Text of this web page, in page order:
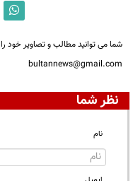
شما می توانید مطالب و تصاویر خود
bultannews@gmail.com
نظر شما
نام